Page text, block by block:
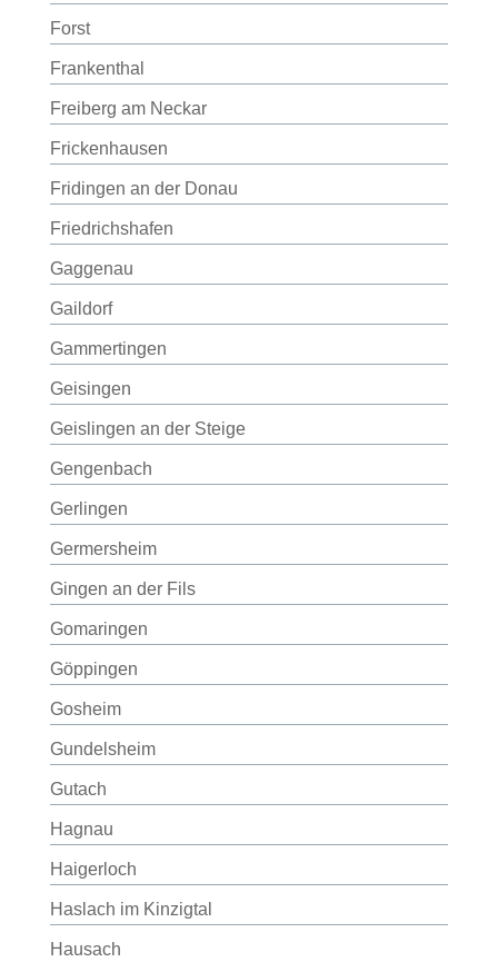
Forst
Frankenthal
Freiberg am Neckar
Frickenhausen
Fridingen an der Donau
Friedrichshafen
Gaggenau
Gaildorf
Gammertingen
Geisingen
Geislingen an der Steige
Gengenbach
Gerlingen
Germersheim
Gingen an der Fils
Gomaringen
Göppingen
Gosheim
Gundelsheim
Gutach
Hagnau
Haigerloch
Haslach im Kinzigtal
Hausach